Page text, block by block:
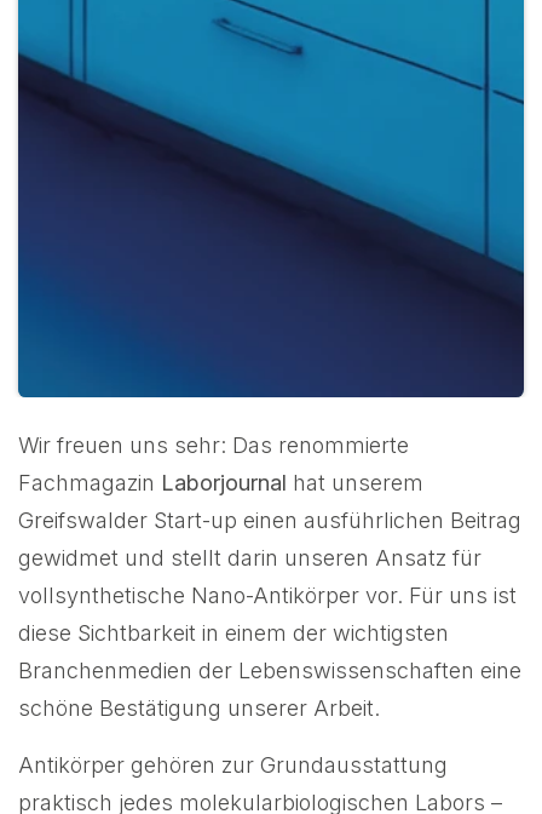
Wir freuen uns sehr: Das renommierte
Fachmagazin Laborjournal hat unserem
Greifswalder Start-up einen ausführlichen Beitrag
gewidmet und stellt darin unseren Ansatz für
vollsynthetische Nano-Antikörper vor. Für uns ist
diese Sichtbarkeit in einem der wichtigsten
Branchenmedien der Lebenswissenschaften eine
schöne Bestätigung unserer Arbeit.
Antikörper gehören zur Grundausstattung
praktisch jedes molekularbiologischen Labors –